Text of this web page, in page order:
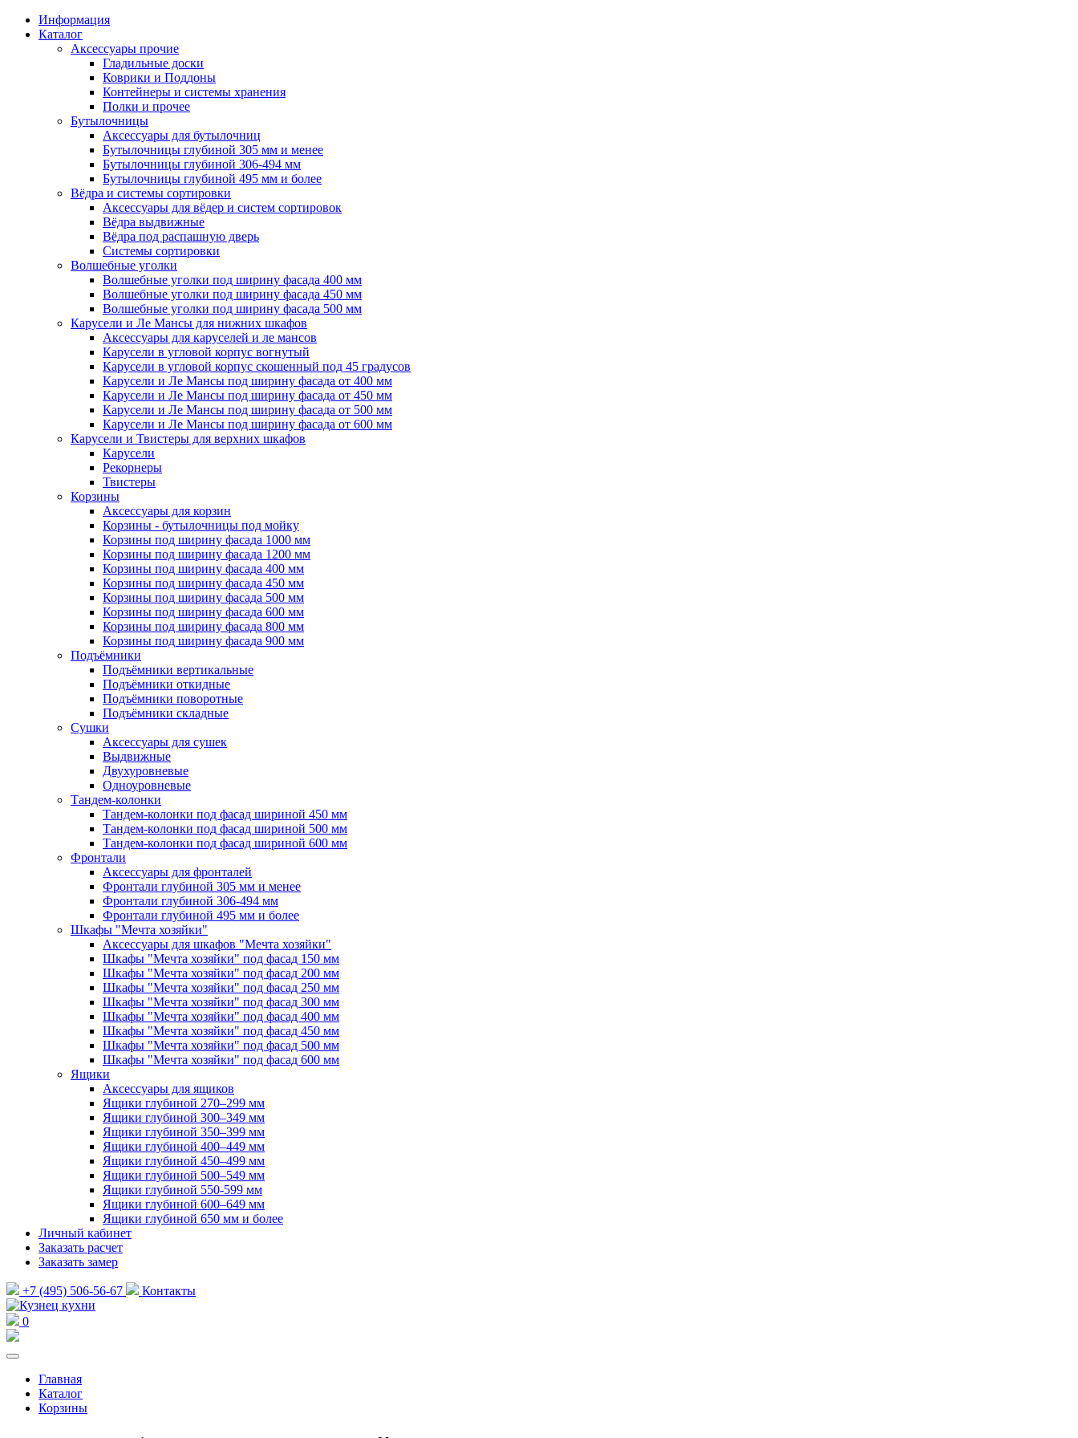
Информация
Каталог
Аксессуары прочие
Гладильные доски
Коврики и Поддоны
Контейнеры и системы хранения
Полки и прочее
Бутылочницы
Аксессуары для бутылочниц
Бутылочницы глубиной 305 мм и менее
Бутылочницы глубиной 306-494 мм
Бутылочницы глубиной 495 мм и более
Вёдра и системы сортировки
Аксессуары для вёдер и систем сортировок
Вёдра выдвижные
Вёдра под распашную дверь
Системы сортировки
Волшебные уголки
Волшебные уголки под ширину фасада 400 мм
Волшебные уголки под ширину фасада 450 мм
Волшебные уголки под ширину фасада 500 мм
Карусели и Ле Мансы для нижних шкафов
Аксессуары для каруселей и ле мансов
Карусели в угловой корпус вогнутый
Карусели в угловой корпус скошенный под 45 градусов
Карусели и Ле Мансы под ширину фасада от 400 мм
Карусели и Ле Мансы под ширину фасада от 450 мм
Карусели и Ле Мансы под ширину фасада от 500 мм
Карусели и Ле Мансы под ширину фасада от 600 мм
Карусели и Твистеры для верхних шкафов
Карусели
Рекорнеры
Твистеры
Корзины
Аксессуары для корзин
Корзины - бутылочницы под мойку
Корзины под ширину фасада 1000 мм
Корзины под ширину фасада 1200 мм
Корзины под ширину фасада 400 мм
Корзины под ширину фасада 450 мм
Корзины под ширину фасада 500 мм
Корзины под ширину фасада 600 мм
Корзины под ширину фасада 800 мм
Корзины под ширину фасада 900 мм
Подъёмники
Подъёмники вертикальные
Подъёмники откидные
Подъёмники поворотные
Подъёмники складные
Сушки
Аксессуары для сушек
Выдвижные
Двухуровневые
Одноуровневые
Тандем-колонки
Тандем-колонки под фасад шириной 450 мм
Тандем-колонки под фасад шириной 500 мм
Тандем-колонки под фасад шириной 600 мм
Фронтали
Аксессуары для фронталей
Фронтали глубиной 305 мм и менее
Фронтали глубиной 306-494 мм
Фронтали глубиной 495 мм и более
Шкафы "Мечта хозяйки"
Аксессуары для шкафов "Мечта хозяйки"
Шкафы "Мечта хозяйки" под фасад 150 мм
Шкафы "Мечта хозяйки" под фасад 200 мм
Шкафы "Мечта хозяйки" под фасад 250 мм
Шкафы "Мечта хозяйки" под фасад 300 мм
Шкафы "Мечта хозяйки" под фасад 400 мм
Шкафы "Мечта хозяйки" под фасад 450 мм
Шкафы "Мечта хозяйки" под фасад 500 мм
Шкафы "Мечта хозяйки" под фасад 600 мм
Ящики
Аксессуары для ящиков
Ящики глубиной 270–299 мм
Ящики глубиной 300–349 мм
Ящики глубиной 350–399 мм
Ящики глубиной 400–449 мм
Ящики глубиной 450–499 мм
Ящики глубиной 500–549 мм
Ящики глубиной 550-599 мм
Ящики глубиной 600–649 мм
Ящики глубиной 650 мм и более
Личный кабинет
Заказать расчет
Заказать замер
+7 (495) 506-56-67 Контакты
0
Главная
Каталог
Корзины